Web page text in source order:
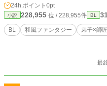
24h.ポイント 0pt
小説 228,955 位 / 228,955件 BL
BL 和風ファンタジー 弟子×師匠
最